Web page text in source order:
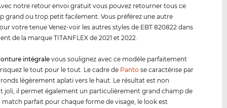
notre retour envoi gratuit vous pouvez retourner tous ce
grand ou trop petit facilement. Vous préférez une autre
votre tenue Venez-voir les autres styles de EBT 820822 dans
de la marque TITANFLEX de 2021 et 2022.
intégrale vous soulignez avec ce modèle parfaitement
le tout pour le tout. Le cadre de Panto se caractérise par
ronds légèrement aplati vers le haut. Le résultat est non
joli, il permet également un particulièrement grand champ de
match parfait pour chaque forme de visage, le look est